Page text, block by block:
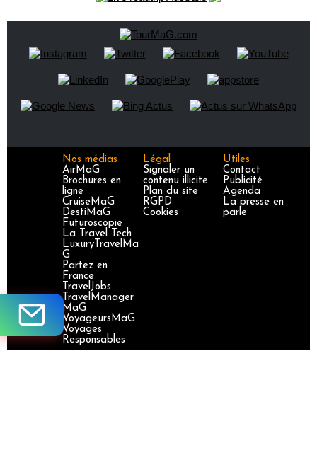
Nos médias
AirMaG
Brochures en
ligne
CruiseMaG
DestiMaG
Futuroscopie
La Travel Tech
LuxuryTravelMa
G
Partez en
France
TravelJobs
TravelManager
MaG
VoyageursMaG
Voyages
Responsables
Légal
Signaler un
contenu illicite
Plan du site
RGPD
Cookies
Utiles
Contact
Publicité
Agenda
La presse en
parle